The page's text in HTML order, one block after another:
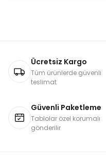
Ücretsiz Kargo
Tüm ürünlerde güvenli
teslimat
Güvenli Paketleme
Tablolar özel korumalı
gönderilir